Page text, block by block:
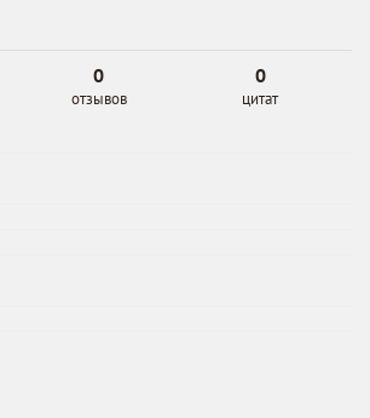
0
отзывов
0
цитат